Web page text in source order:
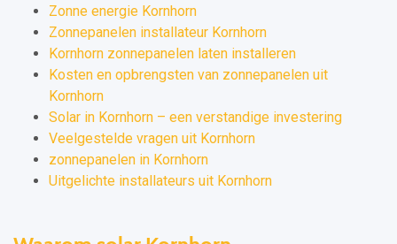
Zonne energie Kornhorn
Zonnepanelen installateur Kornhorn
Kornhorn zonnepanelen laten installeren
Kosten en opbrengsten van zonnepanelen uit
Kornhorn
Solar in Kornhorn – een verstandige investering
Veelgestelde vragen uit Kornhorn
zonnepanelen in Kornhorn
Uitgelichte installateurs uit Kornhorn